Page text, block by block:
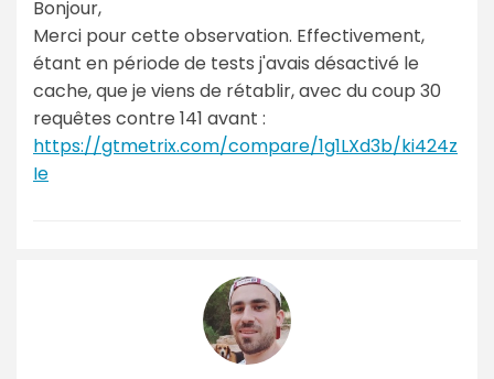
Bonjour,
Merci pour cette observation. Effectivement,
étant en période de tests j'avais désactivé le
cache, que je viens de rétablir, avec du coup 30
requêtes contre 141 avant :
https://gtmetrix.com/compare/1g1LXd3b/ki424z
Ie